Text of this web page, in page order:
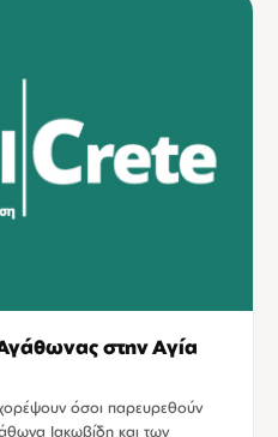
στην Αγία
όσοι παρευρεθούν
Ιακωβίδη και των